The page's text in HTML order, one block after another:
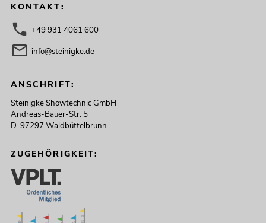
KONTAKT:
+49 931 4061 600
info@steinigke.de
ANSCHRIFT:
Steinigke Showtechnic GmbH
Andreas-Bauer-Str. 5
D-97297 Waldbüttelbrunn
ZUGEHÖRIGKEIT: